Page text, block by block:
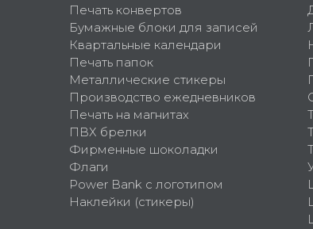
Печать конвертов
Бумажные блоки для записей
Квартальные календари
Печать папок
Металлические стикеры
Производство ежедневников
Печать на магнитах
ПВХ брелки
Фирменные шоколадки
Флаги
Power Bank с логотипом
Наклейки (стикеры)